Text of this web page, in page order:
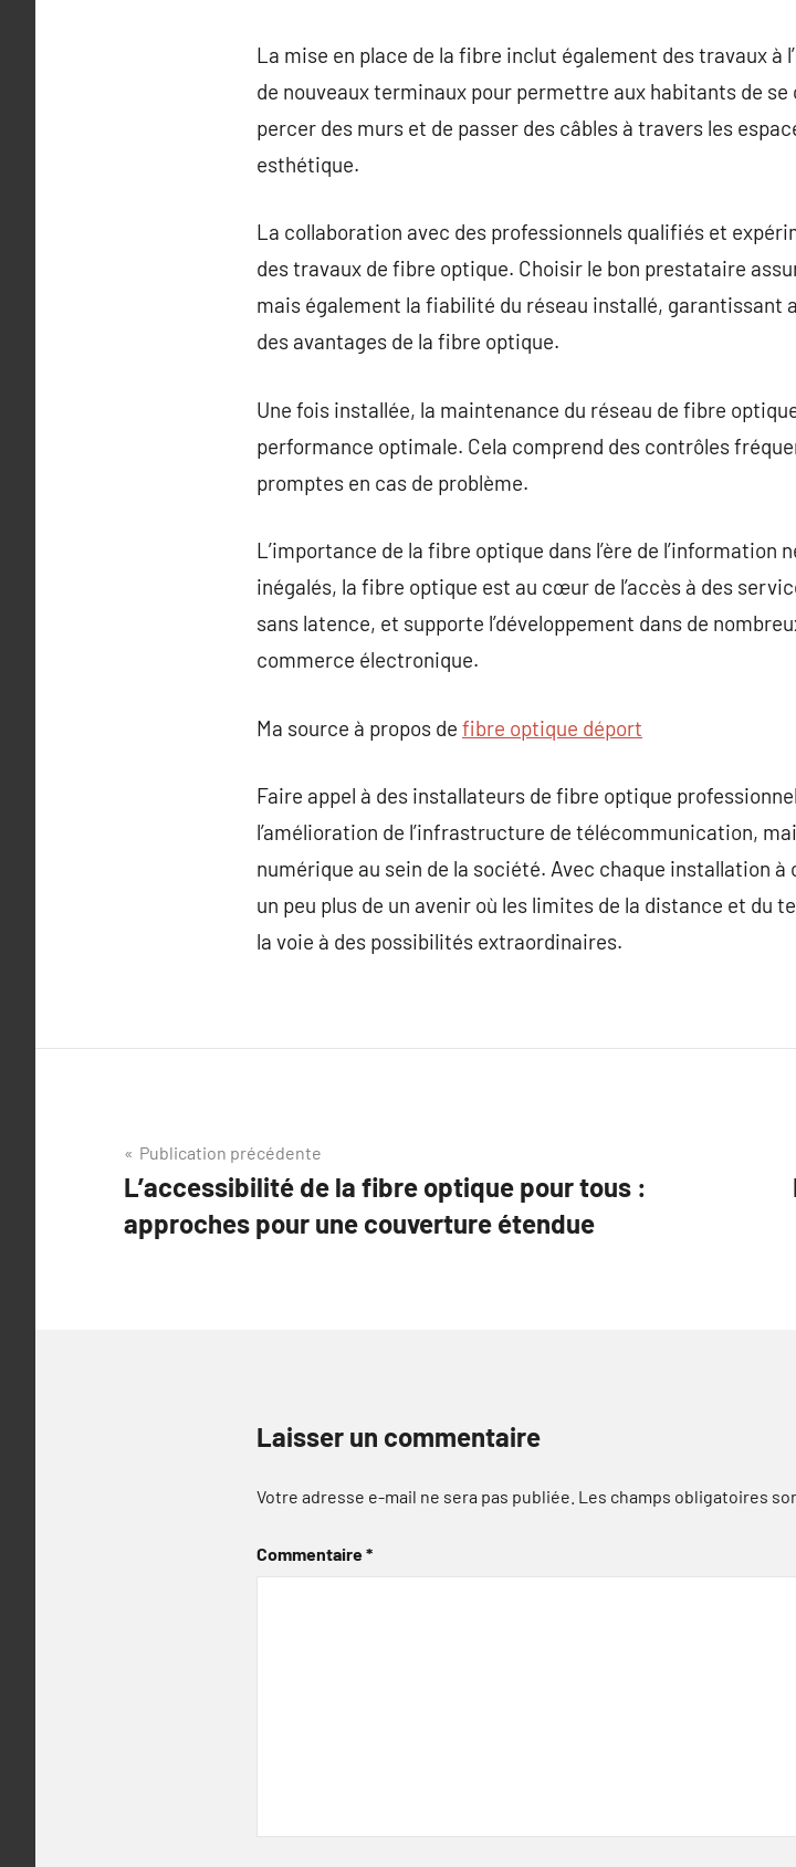
La mise en place de la fibre inclut également des travaux
de nouveaux terminaux pour permettre aux habitants de
percer des murs et de passer des câbles à travers les
esthétique.
La collaboration avec des professionnels qualifiés et
des travaux de fibre optique. Choisir le bon prestataire
mais également la fiabilité du réseau installé,
des avantages de la fibre optique.
Une fois installée, la maintenance du réseau de fibre
performance optimale. Cela comprend des contrôles
promptes en cas de problème.
L’importance de la fibre optique dans l’ère de
inégalés, la fibre optique est au cœur de l’accès à des
sans latence, et supporte l’développement dans de
commerce électronique.
Ma source à propos de fibre optique déport
Faire appel à des installateurs de fibre optique
l’amélioration de l’infrastructure de télécommunication,
numérique au sein de la société. Avec chaque installation
un peu plus de un avenir où les limites de la distance et du
la voie à des possibilités extraordinaires.
Navigation
de
l’article
Publication précédente
L’accessibilité de la fibre optique pour tous :
approches pour une couverture étendue
Laisser un commentaire
Votre adresse e-mail ne sera pas publiée. Les champs obligatoires
Commentaire*